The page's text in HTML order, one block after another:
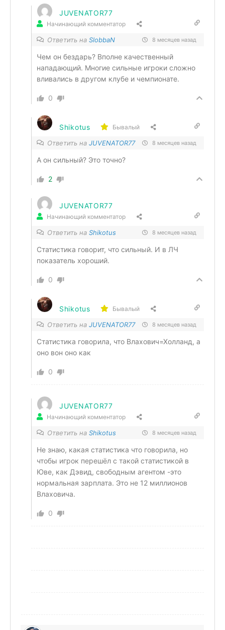
JUVENATOR77
Начинающий комментатор
Ответить на SlobbaN 8 месяцев назад
Чем он бездарь? Вполне качественный
нападающий. Многие сильные игроки сложно
вливались в другом клубе и чемпионате.
0
Shikotus Бывалый
Ответить на JUVENATOR77 8 месяцев назад
А он сильный? Это точно?
2
JUVENATOR77
Начинающий комментатор
Ответить на Shikotus 8 месяцев назад
Статистика говорит, что сильный. И в ЛЧ
показатель хороший.
0
Shikotus Бывалый
Ответить на JUVENATOR77 8 месяцев назад
Статистика говорила, что Влахович=Холланд, а
оно вон оно как
0
JUVENATOR77
Начинающий комментатор
Ответить на Shikotus 8 месяцев назад
Не знаю, какая статистика что говорила, но
чтобы игрок перешёл с такой статистикой в
Юве, как Дэвид, свободным агентом -это
нормальная зарплата. Это не 12 миллионов
Влаховича.
0